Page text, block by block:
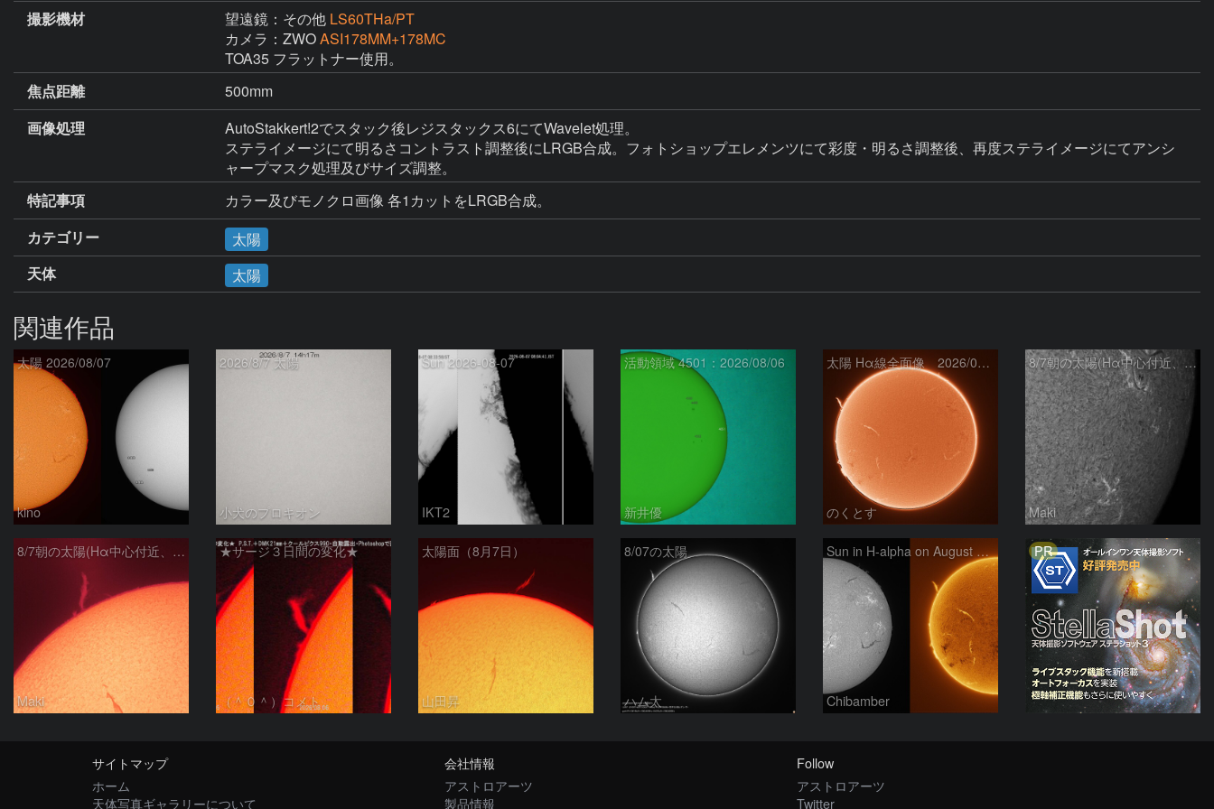
撮影機材 望遠鏡：その他 LS60THa/PT
カメラ：ZWOASI178MM+178MC
TOA35 フラットナー使用。
焦点距離
500mm
画像処理
AutoStakkert!2でスタック後レジスタックス6にてWavelet処理。
ステライメージにて明るさコントラスト調整後にLRGB合成。フォトショップエレメンツにて彩度・明るさ調整後、再度ステライメージにてアンシ
ャープマスク処理及びサイズ調整。
特記事項
カラー及びモノクロ画像 各1カットをLRGB合成。
カテゴリー
太陽
天体
太陽
関連作品
太陽 2026/08/07
kino
2026/8/7 太陽
小犬のプロキオン
Sun 2026-08-07
IKT2
活動領域 4501：2026/08/06
新井優
太陽 Hα線全面像 2026/08/07
のくとす
8/7朝の太陽(Hα中心付近、4498、4502付近)
Maki
8/7朝の太陽(Hα中心付近、プロミネンス)
Maki
★サージ３日間の変化★
（＾０＾）コメト
太陽面（8月7日）
山田昇
8/07の太陽
ハム太
Sun in H-alpha on August 7, 2026
Chibamber
PR
サイトマップ
ホーム
天体写真ギャラリーについて
会社情報
アストロアーツ
製品情報
Follow
アストロアーツ
Twitter